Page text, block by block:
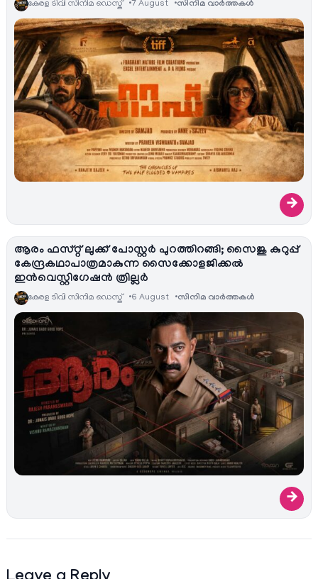
കേരള ടിവി സിനിമ ഡെസ്ക് 7 August സിനിമ വാര്‍ത്തകള്‍
→
ആരം ഫസ്റ്റ് ലുക്ക് പോസ്റ്റർ പുറത്തിറങ്ങി; സൈജു കുറുപ്പ്
കേന്ദ്രകഥാപാത്രമാകുന്ന സൈക്കോളജിക്കൽ
ഇൻവെസ്റ്റിഗേഷൻ ത്രില്ലർ
കേരള ടിവി സിനിമ ഡെസ്ക് 6 August സിനിമ വാര്‍ത്തകള്‍
→